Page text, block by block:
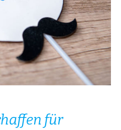
für